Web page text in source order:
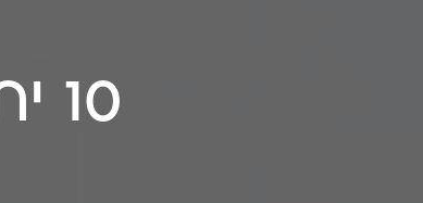
10 יחידות | מגלגל סיגריות מעץ